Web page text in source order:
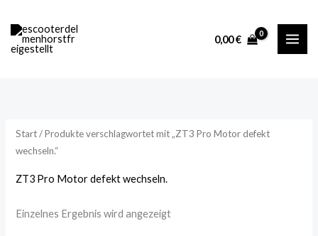
Inhalt
springen
0,00€
i
n
e
s
e
Start/ Produkte verschlagwortet mit „ZT3 Pro Motor defekt
wechseln.“
ZT3 Pro Motor defekt wechseln.
Einzelnes Ergebnis wird angezeigt